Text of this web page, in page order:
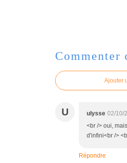
Commenter
Ajouter
U ulysse 02/10/
<br /> oui,
d'infini<br />
Répondre